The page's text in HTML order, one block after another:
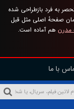
به فرد بازطراحی شده
صفحهٔ اصلی مثل قبل
هم آماده است.
با ما